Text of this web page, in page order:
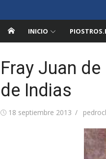
Pedroche en la
Información sobre Pedroche,
INICIO
Fray Juan
de Indias
Publicada
18 septiembre 2013 Autor